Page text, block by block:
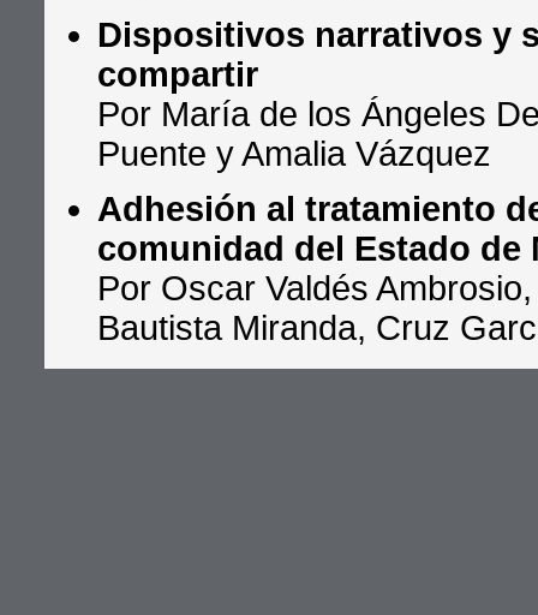
Dispositivos narrativos y
compartir
Por María de los Ángeles
Puente y Amalia Vázquez
Adhesión al tratamiento
comunidad del Estado de
Por Oscar Valdés
Bautista Miranda, Cruz